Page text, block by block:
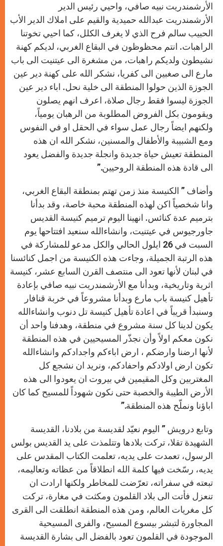
الأرشمندريت نبيه صافي، واحيي رئيس الدير
الأرشمندريت عبدالله حميدية والقيم على املاك الدير الأب
الحبيب سالم فرح الذي لا يغرف الكلل، كما احيي تخوتنا
الراهبات. انتم محظوظون في البقاع الغربي، لديكم كهنة
نشيطون ولديكم راهبات، من مشغرة الى عيتنيت الى باب
مارع الى صغبين الى كفريا، نشكر الله على كهنة دير عين
الجوزة الذين حولوا المنطقة الى خلية نحل. اباء دير عين
الجوزة ليسوا فقط رجال صلاة، اعرف انهم يصلون
ويقومون بكل الفروض المطلوبة من الرهبان يومياً،
ولكنهم ايضاً رجال عمل سواء في الحقل او في النفوس
ومع الشبيبة والأطفال والمسنين، نشكر الله ان هذه
المنطقة تعيش حياة جديدة وانجلة جديدة والفضل يعود
الى قادة هذه المنطقة الروحيين.”
وأضاف ” الكنيسة منذ زمن تهتم بمنطقة البقاع الغربي،
وانا شخصياً اكن لهذه المنطقة محبة خاصة، وقد بدأنا
بترميم عدة كنائس. انهينا اليوم ترميم كنيسة القديس
جاورجيوس في عيتنيت، وانشاءالله سنعيد افتتاحها يوم
السبت في 26 ايلول الحالي والكل مدعو للمشاركة في
هذه الرتبة الجميلة، وجاءت هذه الكنيسة من اجمل كنائسنا
في لبنان لأنها تعود الى منتصف القرن السابع عشر، كنيسة
اثرية وتاريخية، وبدأنا مع الأرشمندريت نبيه صافي بإعادة
تأهيل كنيسة باب مارع وبدأنا مشروعاً في خربة قنافار
وسنبدأ قريباً في اعادة تأهيل كنيسة تل دنوب وانشاءالله
يكون لدينا كل سنة مشروع في منطقة، وهدفنا واحد أن
نكون معكم اولاً وأن نجذّر المسيحيين في هذه المنطقة
لأنها ارضنا وارضكم ، ارض اباءكم واجدادكم وانشاءالله
تكون ارض اولادكم واحفادكم، ونريد ان نشجع كل
المغتربين وكل المقيمين في بيروت ان يعودوا الى هذه
الأرض الطيبة والخصبة حتى نكون شهوداً للمسيح كما كان
اباؤنا ونملّح هذه المنطقة.”
وتابع درويش ” اليوم نعيّد لقديسة من بلادنا، القديسة
الشهيدة تقلا، تركت بلادها وتتلمذت على يد القديس بولس
الرسول، تعمدت على يديه، تعلمت الكتاب المقدس على
يديه، رسّخت فيها كلمة الله انطلاقاً من عظاته وتعاليمه،
تبعته في سفراته، تعرّضت للمخاطر ولكنها ارادت ان
تنعزل فأتت الى بلاد القلمون ومكثت في مغارة، تركت
كل مغريات العالم، ومن هذه المنطقة انطلقت الى القرى
المجاورة لتبشر بيسوع المسيح، والفرى المسيحية
الموجودة في القلمون تعود بالفضل الى بشارة القديسة